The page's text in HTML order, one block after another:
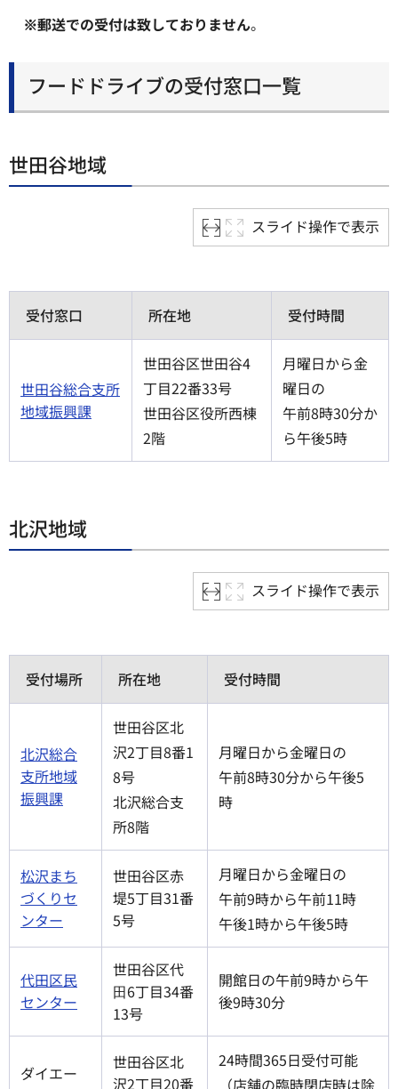
※郵送での受付は致しておりません。
フードドライブの受付窓口一覧
世田谷地域
スライド操作で表示
受付窓口 所在地 受付時間
世田谷総合支所
地域振興課
世田谷区世田谷4
丁目22番33号
世田谷区役所西棟
2階
月曜日から金
曜日の
午前8時30分か
ら午後5時
北沢地域
スライド操作で表示
受付場所 所在地 受付時間
北沢総合
支所地域
振興課
世田谷区北
沢2丁目8番1
8号
北沢総合支
所8階
月曜日から金曜日の
午前8時30分から午後5
時
松沢まち
づくりセ
ンター
世田谷区赤
堤5丁目31番
5号
月曜日から金曜日の
午前9時から午前11時
午後1時から午後5時
代田区民
センター
世田谷区代
⽥6丁目34番
13号
開館日の午前9時から午
後9時30分
ダイエー
世田谷区北
沢2丁目20番
24時間365日受付可能
（店舗の臨時閉店時は除